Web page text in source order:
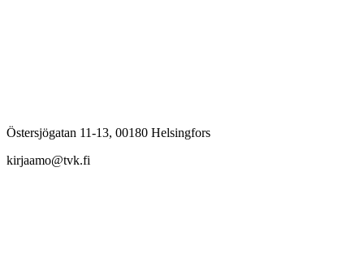
Östersjögatan 11-13, 00180 Helsingfors
kirjaamo@tvk.fi